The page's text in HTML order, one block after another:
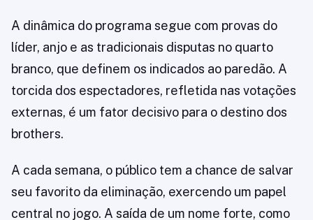
A dinâmica do programa segue com provas do
líder, anjo e as tradicionais disputas no quarto
branco, que definem os indicados ao paredão. A
torcida dos espectadores, refletida nas votações
externas, é um fator decisivo para o destino dos
brothers.
A cada semana, o público tem a chance de salvar
seu favorito da eliminação, exercendo um papel
central no jogo. A saída de um nome forte, como